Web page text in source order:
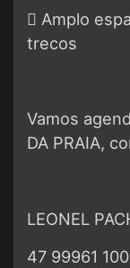
 Amplo
trecos
Vamos
DA PRAIA,
LEONEL
47 99961